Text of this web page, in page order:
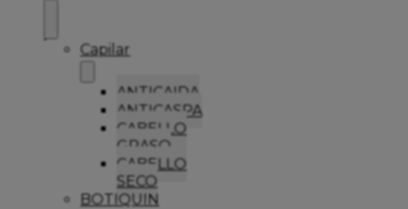
Capilar
ANTICAIDA
ANTICASPA
CABELLO
GRASO
CABELLO
SECO
BOTIQUIN